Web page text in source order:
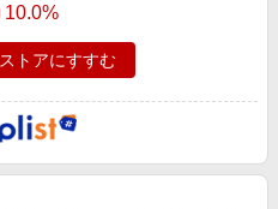
10.0%
ストアにすすむ